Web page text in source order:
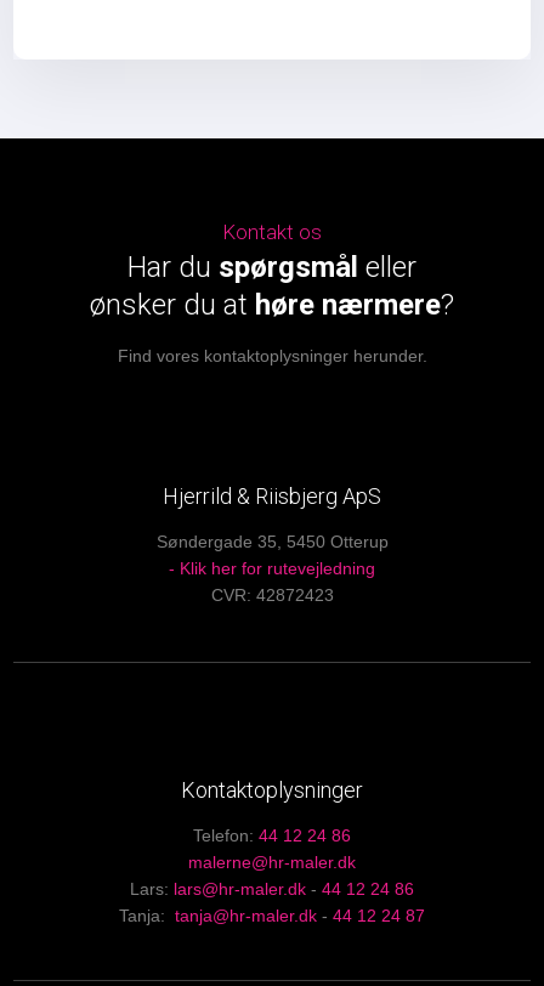
Kontakt os
Har du spørgsmål eller
​ønsker du at høre nærmere?
Find vores kontaktoplysninger herunder.
Hjerrild & Riisbjerg ApS
Søndergade 35, 5450 Otterup
- Klik her for rutevejledning
CVR: 42872423
Kontaktoplysninger
Telefon: ​ 44 12 24 86
malerne@hr-maler.dk
Lars: lars@hr-maler.dk - 44 12 24 86
Tanja: tanja@hr-maler.dk - 44 12 24 87